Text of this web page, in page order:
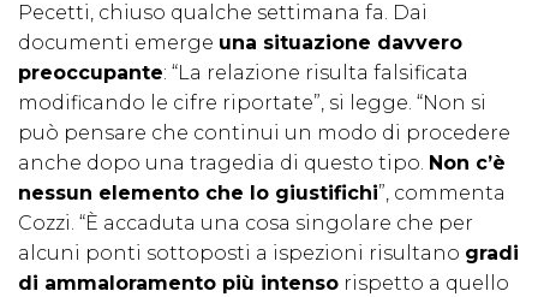
Pecetti, chiuso qualche settimana fa. Dai
documenti emerge una situazione davvero
preoccupante: “La relazione risulta falsificata
modificando le cifre riportate”, si legge. “Non si
può pensare che continui un modo di procedere
anche dopo una tragedia di questo tipo. Non c’è
nessun elemento che lo giustifichi”, commenta
Cozzi. “È accaduta una cosa singolare che per
alcuni ponti sottoposti a ispezioni risultano gradi
di ammaloramento più intenso rispetto a quello